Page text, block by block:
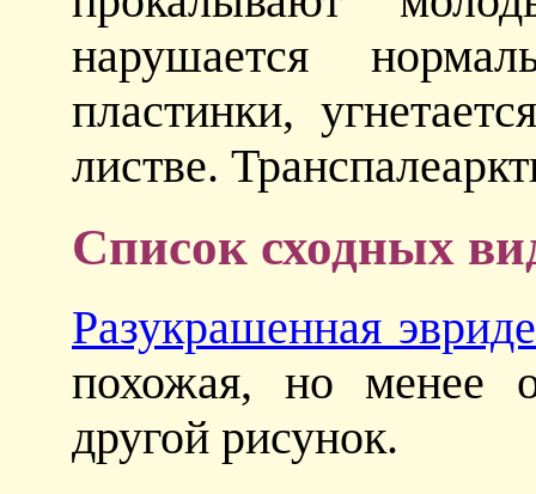
нарушается
пластинки,
листве.
Список сходных
Разукрашенная
похожая, но менее
другой рисунок.